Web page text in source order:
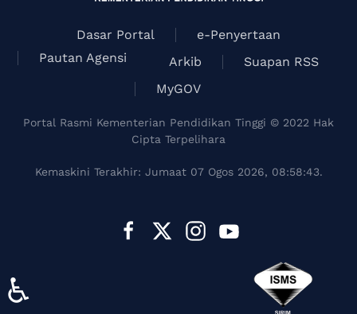
Dasar Portal
e-Penyertaan
Pautan Agensi
Arkib
Suapan RSS
MyGOV
Portal Rasmi Kementerian Pendidikan Tinggi © 2022 Hak
Cipta Terpelihara
Kemaskini Terakhir: Jumaat 07 Ogos 2026, 08:58:43.